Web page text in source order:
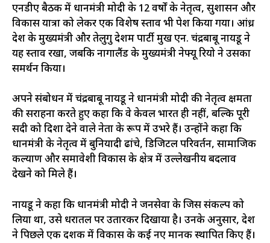
एनडीए बैठक में प्रधानमंत्री मोदी के 12 वर्षों के नेतृत्व, सुशासन और
विकास यात्रा को लेकर एक विशेष प्रस्ताव भी पेश किया गया। आंध्र
प्रदेश के मुख्यमंत्री और तेलुगु देशम पार्टी प्रमुख एन. चंद्रबाबू नायडू ने
यह प्रस्ताव रखा, जबकि नागालैंड के मुख्यमंत्री नेफ्यू रियो ने उसका
समर्थन किया।
अपने संबोधन में चंद्रबाबू नायडू ने प्रधानमंत्री मोदी की नेतृत्व क्षमता
की सराहना करते हुए कहा कि वे केवल भारत ही नहीं, बल्कि पूरी
सदी को दिशा देने वाले नेता के रूप में उभरे हैं। उन्होंने कहा कि
प्रधानमंत्री के नेतृत्व में बुनियादी ढांचे, डिजिटल परिवर्तन, सामाजिक
कल्याण और समावेशी विकास के क्षेत्र में उल्लेखनीय बदलाव
देखने को मिले हैं।
नायडू ने कहा कि प्रधानमंत्री मोदी ने जनसेवा के जिस संकल्प को
लिया था, उसे धरातल पर उतारकर दिखाया है। उनके अनुसार, देश
ने पिछले एक दशक में विकास के कई नए मानक स्थापित किए हैं।